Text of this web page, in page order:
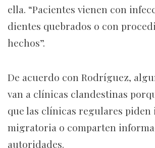
ella. “Pacientes vienen con
dientes quebrados o con
hechos”.
De acuerdo con Rodríguez,
van a clínicas clandestinas
que las clínicas regulares
migratoria o comparten
autoridades.